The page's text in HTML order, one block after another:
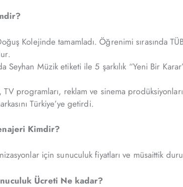
Kolejinde tamamladı. Öğrenimi sırasında
Seyhan Müzik etiketi ile 5 şarkılık “Yeni Bir
programları, reklam ve sinema
Türkiye’ye getirdi.
Kimdir?
için sunuculuk fiyatları ve müsaittik
Ücreti Ne kadar?